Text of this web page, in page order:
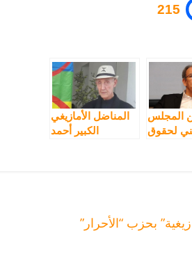
215
المجلس
لحقوق
المناضل الأمازيغي
الكبير أحمد
بحزب “الأحرار”